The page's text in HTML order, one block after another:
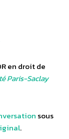
en droit de
Paris-Saclay
sous
.